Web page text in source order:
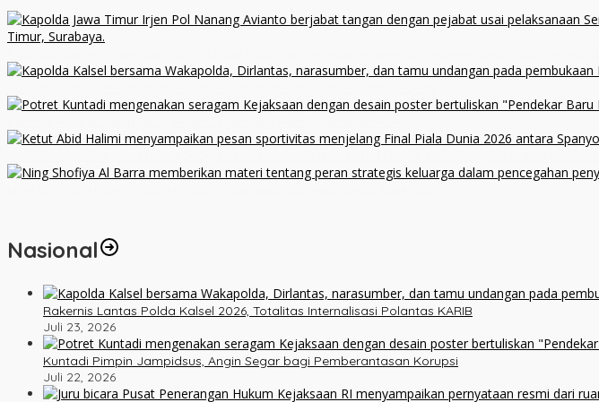
Nasional
Rakernis Lantas Polda Kalsel 2026, Totalitas Internalisasi Polantas KARIB
Juli 23, 2026
Kuntadi Pimpin Jampidsus, Angin Segar bagi Pemberantasan Korupsi
Juli 22, 2026